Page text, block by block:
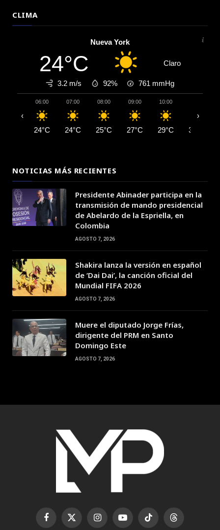
CLIMA
Nueva York
24°C Claro
3.2 m/s 92% 761 mmHg
06:00
24°C
07:00
24°C
08:00
25°C
09:00
27°C
10:00
29°C 30°C
‹ ›
NOTICIAS MÁS RECIENTES
Presidente Abinader participa en la
transmisión de mando presidencial
de Abelardo de la Espriella, en
Colombia
AGOSTO 7, 2026
Shakira lanza la versión en español
de ‘Dai Dai’, la canción oficial del
Mundial FIFA 2026
AGOSTO 7, 2026
Muere el diputado Jorge Frías,
dirigente del PRM en Santo
Domingo Este
AGOSTO 7, 2026
Facebook
X
InstagramYouTubeTikTok Threads